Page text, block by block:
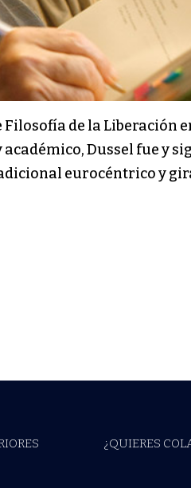
de la Liberación
Dussel fue y
eurocéntrico y
¿QUIERES